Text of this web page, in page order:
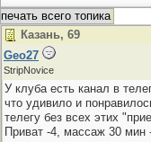
печать всего топика
Казань, 69
Geo27
StripNovice
У клуба есть канал в
что удивило и
телегу без всех этих
Приват -4, массаж 30 мин